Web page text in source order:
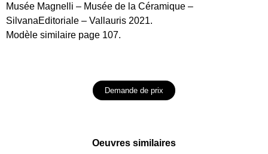
Musée Magnelli – Musée de la Céramique –
SilvanaEditoriale – Vallauris 2021.
Modèle similaire page 107.
Demande de prix
Oeuvres similaires